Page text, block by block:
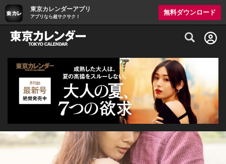
東京カレンダーアプリ
アプリなら超サクサク！
無料ダウンロード
グルメ情報・プレミアムレストラン予約